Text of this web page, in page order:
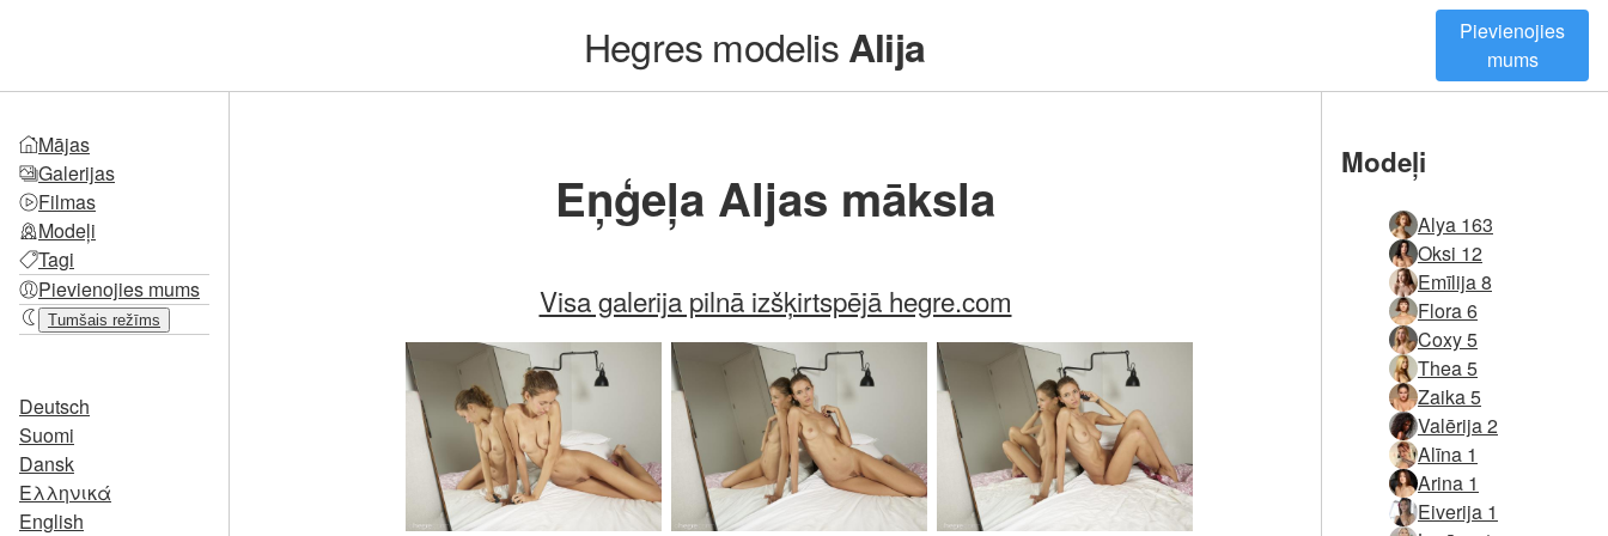
Hegres modelisAlija
Pievienojies
mums
Mājas
Galerijas
Filmas
Modeļi
Tagi
Pievienojies mums
Tumšais režīms
Deutsch
Suomi
Dansk
Ελληνικά
English
Eņģeļa Aljas māksla
Visa galerija pilnā izšķirtspējā hegre.com
Modeļi
Alya 163
Oksi 12
Emīlija 8
Flora 6
Coxy 5
Thea 5
Zaika 5
Valērija 2
Alīna 1
Arina 1
Eiverija 1